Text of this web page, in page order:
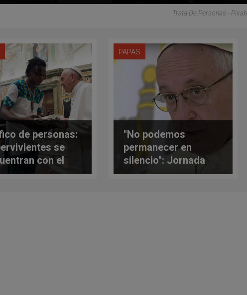
Trata De Personas -
de personas:
se
con el
Francisco
PAPAS
"No podemos
permanecer en
silencio": Jornada
Mundial contra la